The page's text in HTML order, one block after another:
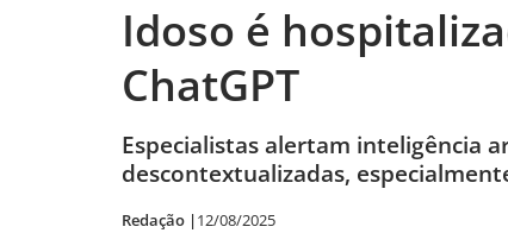
Idoso é
ChatGPT
Especialistas alertam inteligência
descontextualizadas,
Redação |12/08/2025